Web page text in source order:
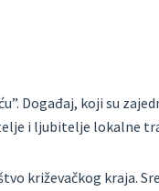
Događaj, koji su
i ljubitelje lokalne
križevačkog kraja.